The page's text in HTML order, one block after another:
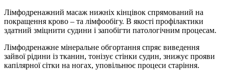
Лімфодренажний масаж нижніх кінцівок спрямований на
покращення крово – та лімфообігу. В якості профілактики
здатний зміцнити судини і запобігти патологічним процесам.
Лімфодренажне мінеральне обгортання спряє виведення
зайвої рідини із тканин, тонізує стінки судин, знижує прояви
капілярної сітки на ногах, уповільнює процеси старіння.